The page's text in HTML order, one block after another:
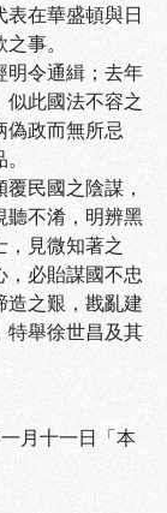
在華盛頓與日
事。
明令通緝；去年
此國法不容之
偽政而無所忌
民國之陰謀，
聽不淆，明辨黑
見微知著之
，必貽謀國不忠
造之艱，戡亂建
特舉徐世昌及其
月十一日「本